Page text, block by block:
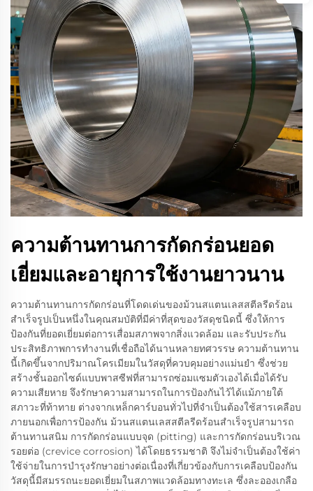
ความต้านทานการกัดกร่อนยอด
เยี่ยมและอายุการใช้งานยาวนาน
ความต้านทานการกัดกร่อนที่โดดเด่นของม้วนสแตนเลสสตีลรีดร้อน
สำเร็จรูปเป็นหนึ่งในคุณสมบัติที่มีค่าที่สุดของวัสดุชนิดนี้ ซึ่งให้การ
ป้องกันที่ยอดเยี่ยมต่อการเสื่อมสภาพจากสิ่งแวดล้อม และรับประกัน
ประสิทธิภาพการทำงานที่เชื่อถือได้นานหลายทศวรรษ ความต้านทาน
นี้เกิดขึ้นจากปริมาณโครเมียมในวัสดุที่ควบคุมอย่างแม่นยำ ซึ่งช่วย
สร้างชั้นออกไซด์แบบพาสซีฟที่สามารถซ่อมแซมตัวเองได้เมื่อได้รับ
ความเสียหาย จึงรักษาความสามารถในการป้องกันไว้ได้แม้ภายใต้
สภาวะที่ท้าทาย ต่างจากเหล็กคาร์บอนทั่วไปที่จำเป็นต้องใช้สารเคลือบ
ภายนอกเพื่อการป้องกัน ม้วนสแตนเลสสตีลรีดร้อนสำเร็จรูปสามารถ
ต้านทานสนิม การกัดกร่อนแบบจุด (pitting) และการกัดกร่อนบริเวณ
รอยต่อ (crevice corrosion) ได้โดยธรรมชาติ จึงไม่จำเป็นต้องใช้ค่า
ใช้จ่ายในการบำรุงรักษาอย่างต่อเนื่องที่เกี่ยวข้องกับการเคลือบป้องกัน
วัสดุนี้มีสมรรถนะยอดเยี่ยมในสภาพแวดล้อมทางทะเล ซึ่งละอองเกลือ